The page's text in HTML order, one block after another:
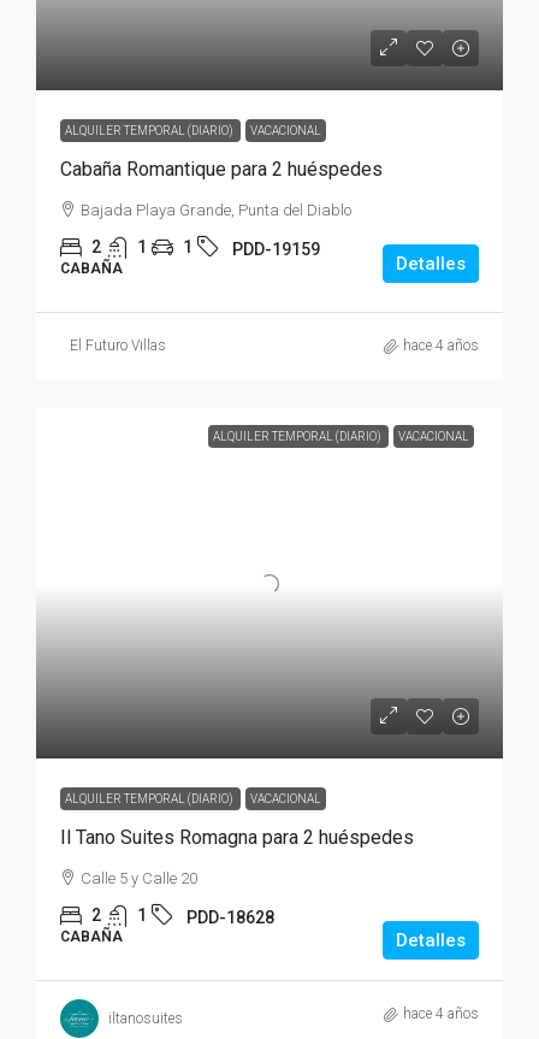
ALQUILER TEMPORAL (DIARIO) VACACIONAL
Cabaña Romantique para 2 huéspedes
Bajada Playa Grande, Punta del Diablo
2 1 1 PDD-19159
CABAÑA Detalles
El Futuro Villas hace 4 años
ALQUILER TEMPORAL (DIARIO) VACACIONAL
ALQUILER TEMPORAL (DIARIO) VACACIONAL
Il Tano Suites Romagna para 2 huéspedes
Calle 5 y Calle 20
2 1 PDD-18628
CABAÑA Detalles
iltanosuites hace 4 años